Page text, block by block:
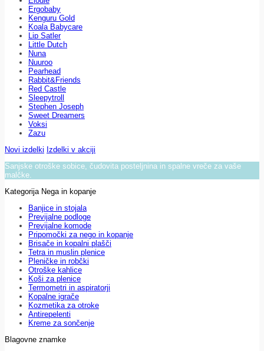
Ergobaby
Kenguru Gold
Koala Babycare
Lip Satler
Little Dutch
Nuna
Nuuroo
Pearhead
Rabbit&Friends
Red Castle
Sleepytroll
Stephen Joseph
Sweet Dreamers
Voksi
Zazu
Novi izdelki Izdelki v akciji
Sanjske otroške sobice, čudovita posteljnina in spalne vreče za vaše
malčke.
Kategorija Nega in kopanje
Banjice in stojala
Previjalne podloge
Previjalne komode
Pripomočki za nego in kopanje
Brisače in kopalni plašči
Tetra in muslin plenice
Pleničke in robčki
Otroške kahlice
Koši za plenice
Termometri in aspiratorji
Kopalne igrače
Kozmetika za otroke
Antirepelenti
Kreme za sončenje
Blagovne znamke